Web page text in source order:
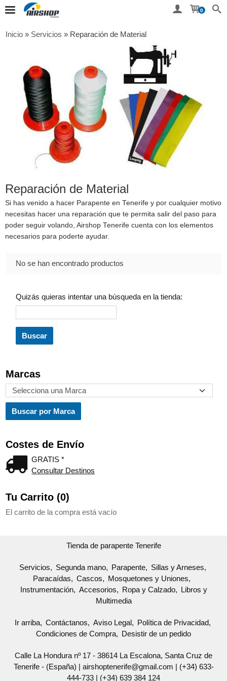
0
Marcas
Costes de Envío
GRATIS *
Consultar Destinos
Tu Carrito (0)
El carrito de la compra está vacío
Inicio » Servicios » Reparación de Material
Reparación de Material
Si has venido a hacer Parapente en Tenerife y por cualquier motivo
necesitas hacer una reparación que te permita salir del paso para
poder seguir volando, Airshop Tenerife cuenta con los elementos
necesarios para poderte ayudar.
No se han encontrado productos
Quizás quieras intentar una búsqueda en la tienda:
Tienda de parapente Tenerife
Servicios Segunda mano Parapente
Sillas y Arneses
Paracaídas
Cascos
Mosquetones y Uniones
Instrumentación
Accesorios Ropa y Calzado
Libros y
Multimedia
Ir arriba Contáctanos Aviso Legal
Política de Privacidad
Condiciones de Compra
Desistir de un pedido
Calle La Hondura nº 17 - 38614 La Escalona, Santa Cruz de
Tenerife - (España) | airshoptenerife@gmail.com | (+34) 633-
444-733 | (+34) 639 384 124